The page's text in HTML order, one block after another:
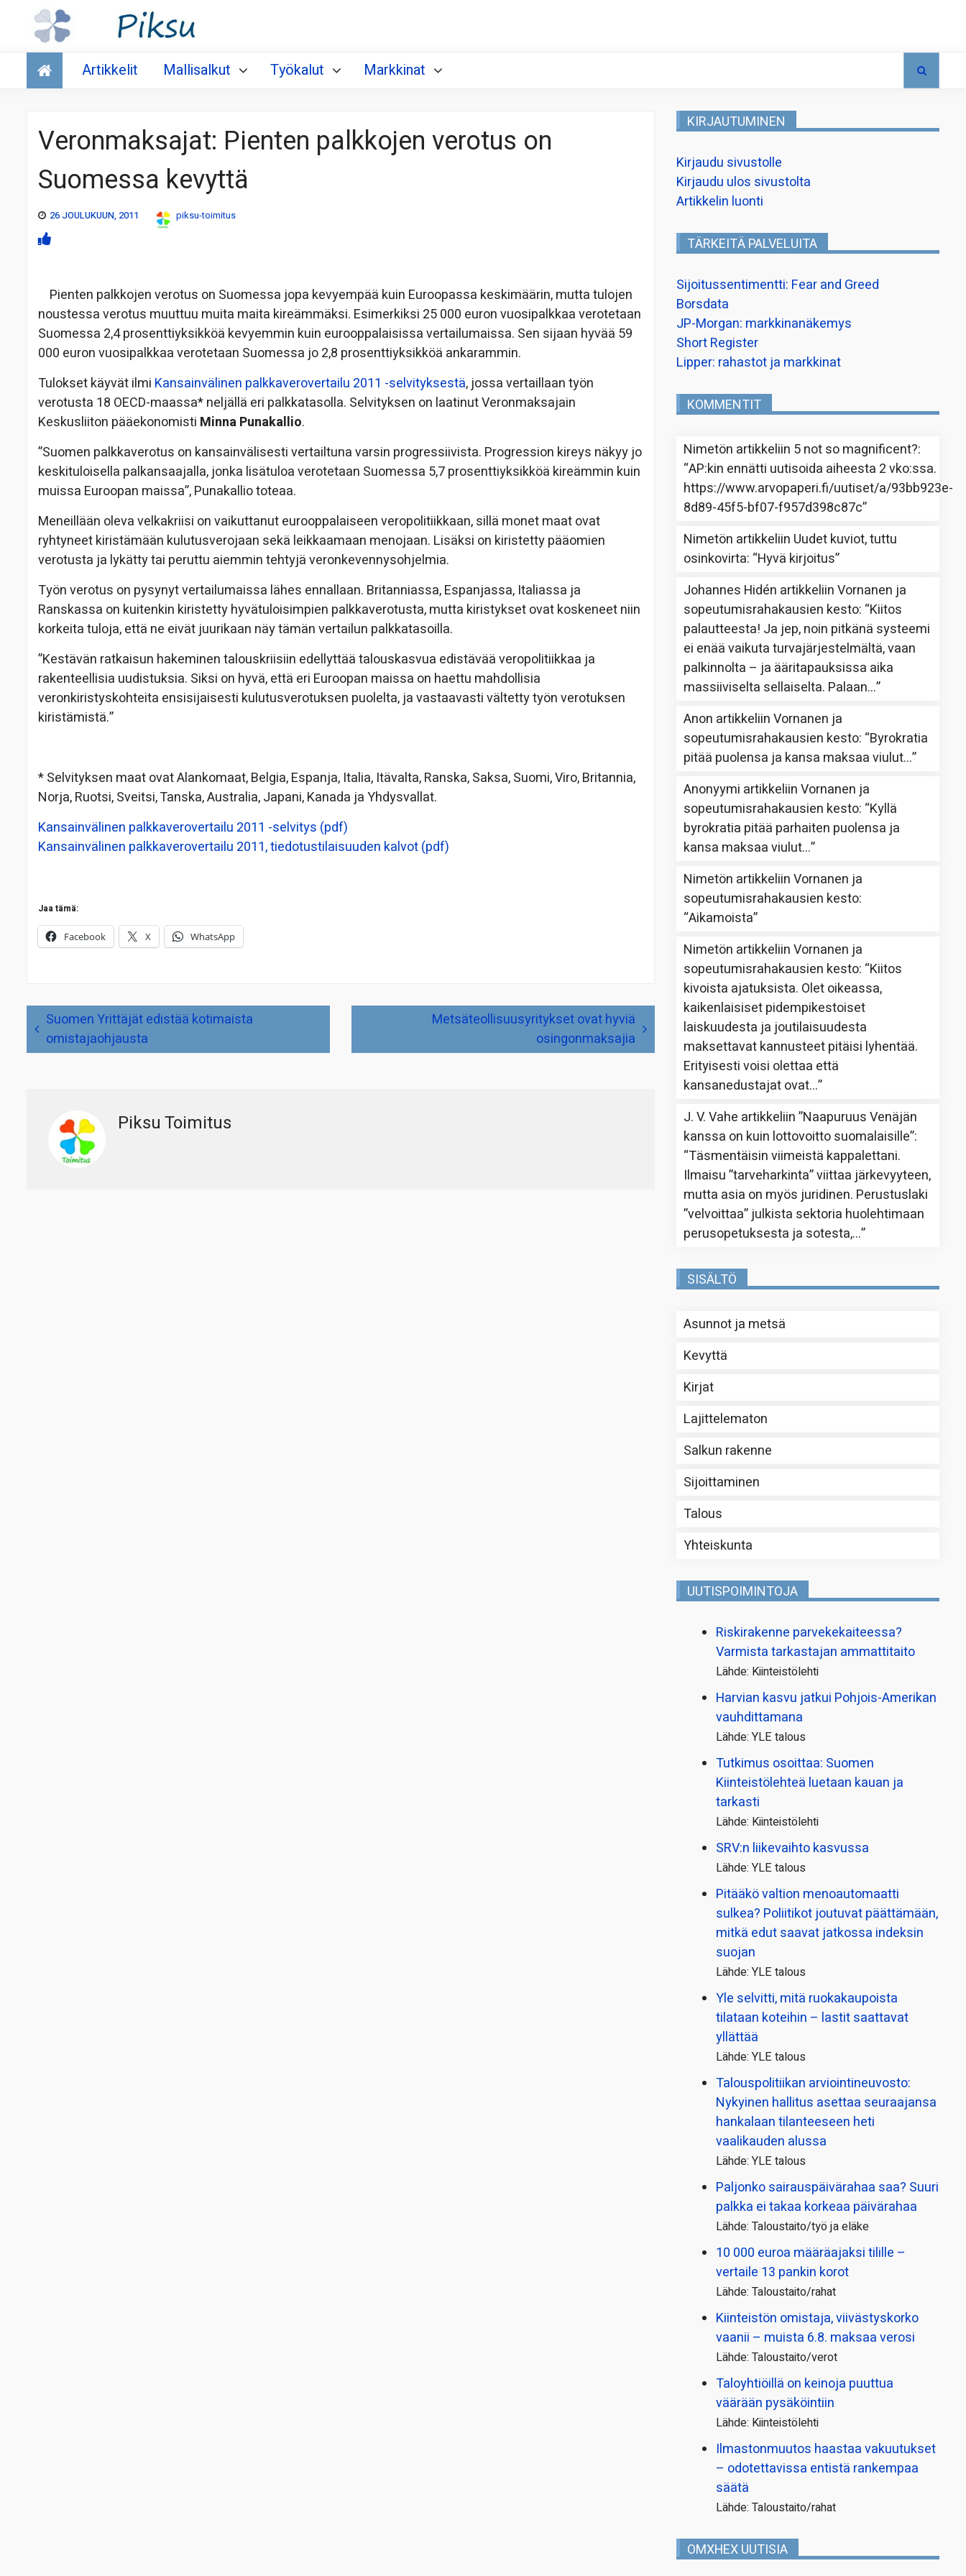
Talous
Artikkelit Mallisalkut Työkalut Markkinat
Veronmaksajat: Pienten palkkojen verotus on
Suomessa kevyttä
26 JOULUKUUN, 2011 piksu-toimitus
Pienten palkkojen verotus on Suomessa jopa kevyempää kuin Euroopassa keskimäärin, mutta tulojen
noustessa verotus muuttuu muita maita kireämmäksi. Esimerkiksi 25 000 euron vuosipalkkaa verotetaan
Suomessa 2,4 prosenttiyksikköä kevyemmin kuin eurooppalaisissa vertailumaissa. Sen sijaan hyvää 59
000 euron vuosipalkkaa verotetaan Suomessa jo 2,8 prosenttiyksikköä ankarammin.
Tulokset käyvät ilmi Kansainvälinen palkkaverovertailu 2011 -selvityksestä, jossa vertaillaan työn
verotusta 18 OECD-maassa* neljällä eri palkkatasolla. Selvityksen on laatinut Veronmaksajain
Keskusliiton pääekonomisti Minna Punakallio.
”Suomen palkkaverotus on kansainvälisesti vertailtuna varsin progressiivista. Progression kireys näkyy jo
keskituloisella palkansaajalla, jonka lisätuloa verotetaan Suomessa 5,7 prosenttiyksikköä kireämmin kuin
muissa Euroopan maissa”, Punakallio toteaa.
Meneillään oleva velkakriisi on vaikuttanut eurooppalaiseen veropolitiikkaan, sillä monet maat ovat
ryhtyneet kiristämään kulutusverojaan sekä leikkaamaan menojaan. Lisäksi on kiristetty pääomien
verotusta ja lykätty tai peruttu aiemmin tehtyjä veronkevennysohjelmia.
Työn verotus on pysynyt vertailumaissa lähes ennallaan. Britanniassa, Espanjassa, Italiassa ja
Ranskassa on kuitenkin kiristetty hyvätuloisimpien palkkaverotusta, mutta kiristykset ovat koskeneet niin
korkeita tuloja, että ne eivät juurikaan näy tämän vertailun palkkatasoilla.
”Kestävän ratkaisun hakeminen talouskriisiin edellyttää talouskasvua edistävää veropolitiikkaa ja
rakenteellisia uudistuksia. Siksi on hyvä, että eri Euroopan maissa on haettu mahdollisia
veronkiristyskohteita ensisijaisesti kulutusverotuksen puolelta, ja vastaavasti vältetty työn verotuksen
kiristämistä.”
* Selvityksen maat ovat Alankomaat, Belgia, Espanja, Italia, Itävalta, Ranska, Saksa, Suomi, Viro, Britannia,
Norja, Ruotsi, Sveitsi, Tanska, Australia, Japani, Kanada ja Yhdysvallat.
Kansainvälinen palkkaverovertailu 2011 -selvitys (pdf)
Kansainvälinen palkkaverovertailu 2011, tiedotustilaisuuden kalvot (pdf)
Jaa tämä:
Facebook X WhatsApp
Artikkelien
selausSuomen Yrittäjät edistää kotimaista
omistajaohjausta
Metsäteollisuusyritykset ovat hyviä
osingonmaksajia
Piksu Toimitus
KIRJAUTUMINEN
Kirjaudu sivustolle
Kirjaudu ulos sivustolta
Artikkelin luonti
TÄRKEITÄ PALVELUITA
Sijoitussentimentti: Fear and Greed
Borsdata
JP-Morgan: markkinanäkemys
Short Register
Lipper: rahastot ja markkinat
KOMMENTIT
Nimetön artikkeliin 5 not so magnificent?:
“AP:kin ennätti uutisoida aiheesta 2 vko:ssa.
https://www.arvopaperi.fi/uutiset/a/93bb923e-
8d89-45f5-bf07-f957d398c87c”
Nimetön artikkeliin Uudet kuviot, tuttu
osinkovirta: “Hyvä kirjoitus”
Johannes Hidén artikkeliinVornanen ja
sopeutumisrahakausien kesto: “Kiitos
palautteesta! Ja jep, noin pitkänä systeemi
ei enää vaikuta turvajärjestelmältä, vaan
palkinnolta – ja ääritapauksissa aika
massiiviselta sellaiselta. Palaan…”
Anon artikkeliinVornanen ja
sopeutumisrahakausien kesto: “Byrokratia
pitää puolensa ja kansa maksaa viulut…”
Anonyymi artikkeliinVornanen ja
sopeutumisrahakausien kesto: “Kyllä
byrokratia pitää parhaiten puolensa ja
kansa maksaa viulut…”
Nimetön artikkeliinVornanen ja
sopeutumisrahakausien kesto:
“Aikamoista”
Nimetön artikkeliinVornanen ja
sopeutumisrahakausien kesto: “Kiitos
kivoista ajatuksista. Olet oikeassa,
kaikenlaisiset pidempikestoiset
laiskuudesta ja joutilaisuudesta
maksettavat kannusteet pitäisi lyhentää.
Erityisesti voisi olettaa että
kansanedustajat ovat…”
J. V. Vahe artikkeliin”Naapuruus Venäjän
kanssa on kuin lottovoitto suomalaisille”:
“Täsmentäisin viimeistä kappalettani.
Ilmaisu ”tarveharkinta” viittaa järkevyyteen,
mutta asia on myös juridinen. Perustuslaki
”velvoittaa” julkista sektoria huolehtimaan
perusopetuksesta ja sotesta,…”
SISÄLTÖ
Asunnot ja metsä
Kevyttä
Kirjat
Lajittelematon
Salkun rakenne
Sijoittaminen
Talous
Yhteiskunta
UUTISPOIMINTOJA
Riskirakenne parvekekaiteessa?
Varmista tarkastajan ammattitaito
Lähde: Kiinteistölehti
Harvian kasvu jatkui Pohjois-Amerikan
vauhdittamana
Lähde: YLE talous
Tutkimus osoittaa: Suomen
Kiinteistölehteä luetaan kauan ja
tarkasti
Lähde: Kiinteistölehti
SRV:n liikevaihto kasvussa
Lähde: YLE talous
Pitääkö valtion menoautomaatti
sulkea? Poliitikot joutuvat päättämään,
mitkä edut saavat jatkossa indeksin
suojan
Lähde: YLE talous
Yle selvitti, mitä ruokakaupoista
tilataan koteihin – lastit saattavat
yllättää
Lähde: YLE talous
Talous­politiikan arviointi­neuvosto:
Nykyinen hallitus asettaa seuraajansa
hankalaan tilanteeseen heti
vaalikauden alussa
Lähde: YLE talous
Paljonko sairauspäivä­rahaa saa? Suuri
palkka ei takaa korkeaa päivärahaa
Lähde: Taloustaito/työ ja eläke
10 000 euroa määräajaksi tilille –
vertaile 13 pankin korot
Lähde: Taloustaito/rahat
Kiinteistön omistaja, viivästyskorko
vaanii – muista 6.8. maksaa verosi
Lähde: Taloustaito/verot
Taloyhtiöillä on keinoja puuttua
väärään pysäköintiin
Lähde: Kiinteistölehti
Ilmastonmuutos haastaa vakuutukset
– odotettavissa entistä rankempaa
säätä
Lähde: Taloustaito/rahat
OMXHEX UUTISIA